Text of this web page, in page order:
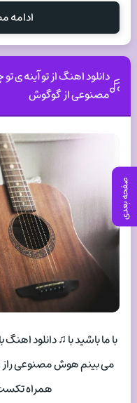
ادامه
دانلود اهنگ از تو آینه
مصنوعی از گوگوش
با ما باشید با ♫ دانلود
می بینم هوش مصنوعی راز
همراه
صفحه بعدی